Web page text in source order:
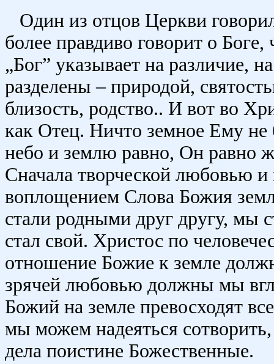
Один из отцов Церкви
более правдиво говорит о
„Бог” указывает на различие,
разделены – природой,
близость, родство.. И вот во
как Отец. Ничто земное Ему не
небо и землю равно, Он равно
Сначала творческой любовью и
воплощением Слова Божия
стали родными друг другу, мы
стал свой. Христос по
отношение Божие к земле
зрячей любовью должны мы
Божий на земле превосходят
мы можем надеяться
дела поистине Божественные.